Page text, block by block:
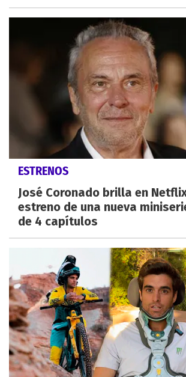
ESTRENOS
José Coronado brilla en
estreno de una nueva
de 4 capítulos